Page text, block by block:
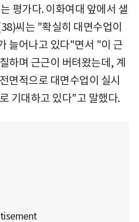
평가다. 이화여대 앞에서 샐
씨는 "확실히 대면수업이
늘어나고 있다"면서 "이 근
하며 근근이 버텨왔는데, 계
면적으로 대면수업이 실시
기대하고 있다"고 말했다.